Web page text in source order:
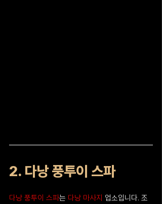
2. 다낭 풍투이 스파
다낭 풍투이 스파는 다낭 마사지 업소입니다. 조